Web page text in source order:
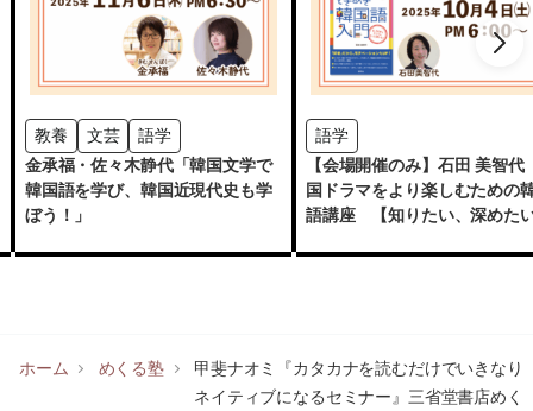
教養 文芸
語学
金承福・佐々木静代「韓国文学で
韓国語を学び、韓国近現代史も学
ぼう！」
語学
【会場開催のみ】石田 美智代
国ドラマをより楽しむための
語講座 【知りたい、深めた
ホーム めくる塾
甲斐ナオミ『カタカナを読むだけでいきなり
ネイティブになるセミナー』三省堂書店めく